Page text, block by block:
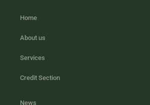
Home
About us
Services
Credit Section
News